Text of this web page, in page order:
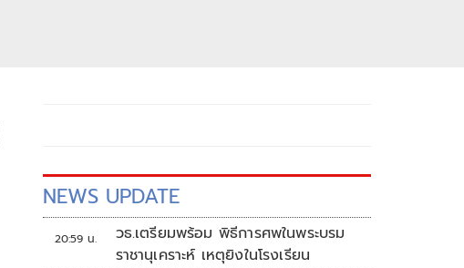
NEWS UPDATE
20:59 น.
วธ.เตรียมพร้อม พิธีการศพในพระบรม
ราชานุเคราะห์ เหตุยิงในโรงเรียน